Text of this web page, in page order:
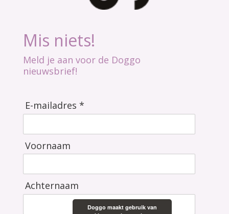
Mis niets!
Meld je aan voor de Doggo
nieuwsbrief!
E-mailadres *
Voornaam
Achternaam
Doggo maakt gebruik van